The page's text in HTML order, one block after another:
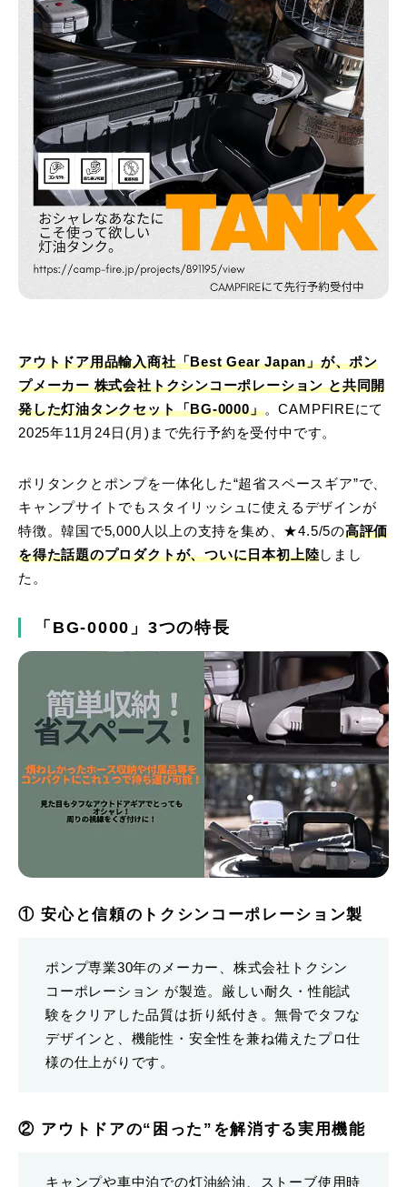
アウトドア用品輸入商社「Best Gear Japan」が、ポン
プメーカー 株式会社トクシンコーポレーション と共同開
発した灯油タンクセット「BG-0000」。CAMPFIREにて
2025年11月24日(月)まで先行予約を受付中です。
ポリタンクとポンプを一体化した“超省スペースギア”で、
キャンプサイトでもスタイリッシュに使えるデザインが
特徴。韓国で5,000人以上の支持を集め、★4.5/5の高評価
を得た話題のプロダクトが、ついに日本初上陸しまし
た。
「BG-0000」3つの特長
① 安心と信頼のトクシンコーポレーション製
ポンプ専業30年のメーカー、株式会社トクシン
コーポレーション が製造。厳しい耐久・性能試
験をクリアした品質は折り紙付き。無骨でタフな
デザインと、機能性・安全性を兼ね備えたプロ仕
様の仕上がりです。
② アウトドアの“困った”を解消する実用機能
キャンプや車中泊での灯油給油、ストーブ使用時